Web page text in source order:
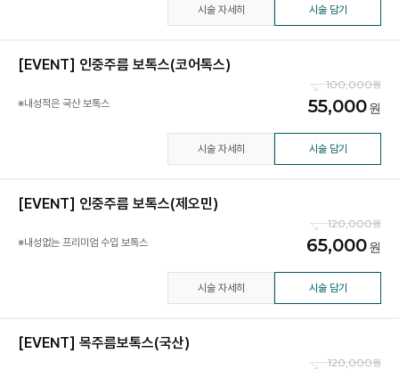
시술 자세히 시술 담기
[EVENT] 인중주름 보톡스(코어톡스)
※내성적은 국산 보톡스
100,000
55,000
시술 자세히 시술 담기
[EVENT] 인중주름 보톡스(제오민)
※내성없는 프리미엄 수입 보톡스
120,000
65,000
시술 자세히 시술 담기
[EVENT] 목주름보톡스(국산)
120,000